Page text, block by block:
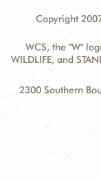
Copyright
WCS, the "W"
WILDLIFE, and
Contact
Address:
2300 Southern